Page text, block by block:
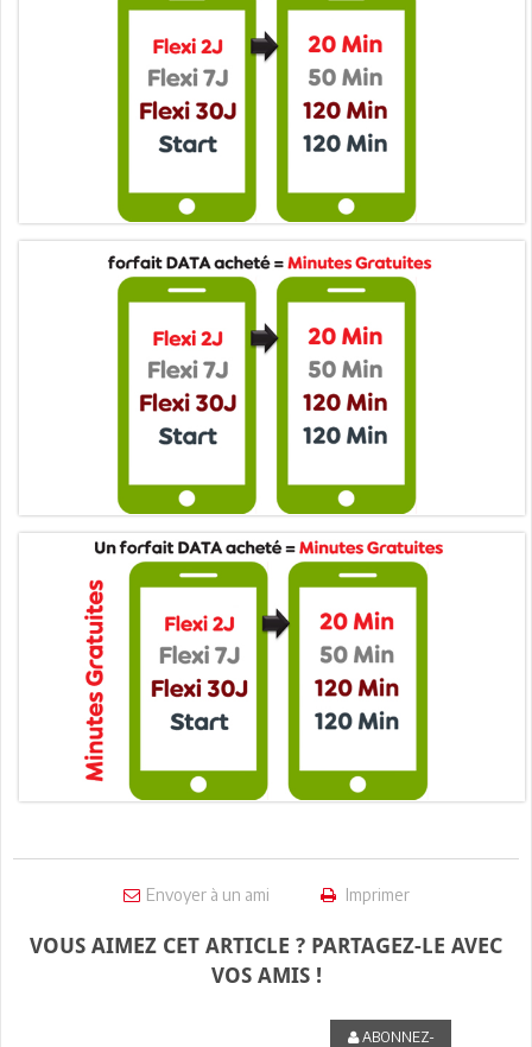
Envoyer à un ami Imprimer
VOUS AIMEZ CET ARTICLE ? PARTAGEZ-LE AVEC
VOS AMIS !
ABONNEZ-